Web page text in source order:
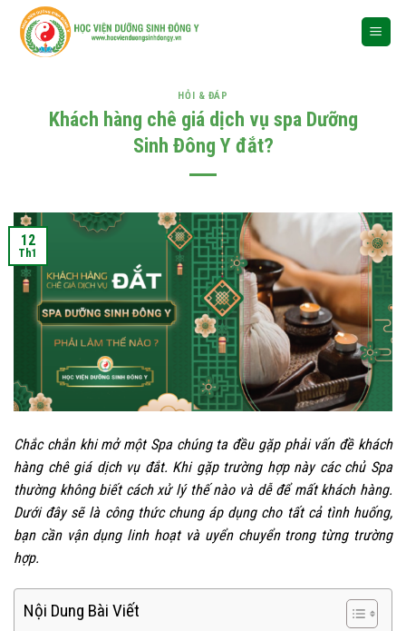
content
HỎI & ĐÁP
Khách hàng chê giá dịch vụ spa Dưỡng
Sinh Đông Y đắt?
12
Th1
Chắc chắn khi mở một Spa chúng ta đều gặp phải vấn đề khách
hàng chê giá dịch vụ đắt. Khi gặp trường hợp này các chủ Spa
thường không biết cách xử lý thế nào và dễ để mất khách hàng.
Dưới đây sẽ là công thức chung áp dụng cho tất cả tình huống,
bạn cần vận dụng linh hoạt và uyển chuyển trong từng trường
hợp.
Nội Dung Bài Viết